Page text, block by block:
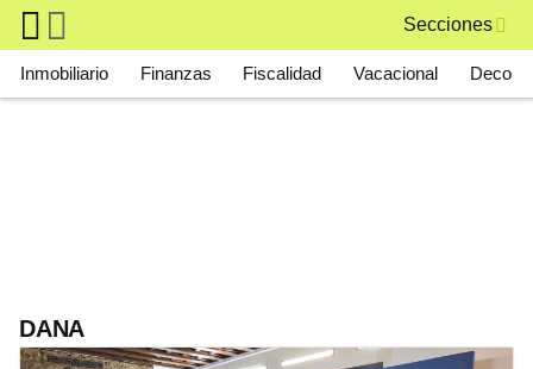
Skip to main content
Secciones
Main navigation
Inmobiliario Finanzas Fiscalidad Vacacional Deco
DANA